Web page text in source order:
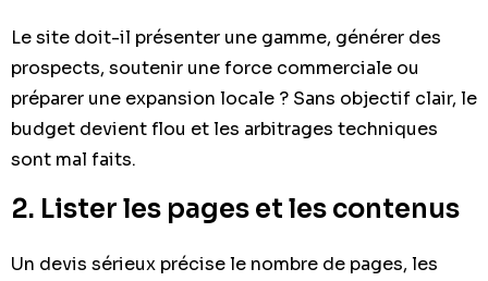
Le site doit-il présenter une gamme, générer des
prospects, soutenir une force commerciale ou
préparer une expansion locale ? Sans objectif clair, le
budget devient flou et les arbitrages techniques
sont mal faits.
2. Lister les pages et les contenus
Un devis sérieux précise le nombre de pages, les